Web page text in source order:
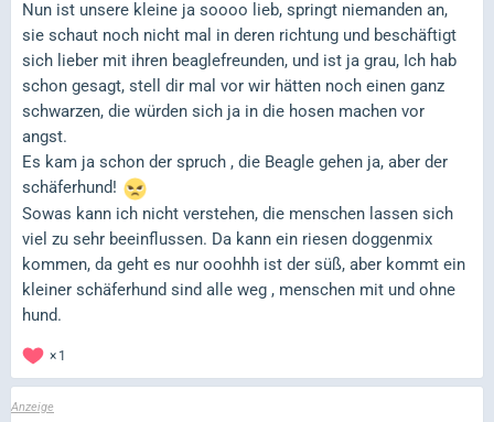
Nun ist unsere kleine ja soooo lieb, springt niemanden an,
sie schaut noch nicht mal in deren richtung und beschäftigt
sich lieber mit ihren beaglefreunden, und ist ja grau, Ich hab
schon gesagt, stell dir mal vor wir hätten noch einen ganz
schwarzen, die würden sich ja in die hosen machen vor
angst.
Es kam ja schon der spruch , die Beagle gehen ja, aber der
schäferhund!
Sowas kann ich nicht verstehen, die menschen lassen sich
viel zu sehr beeinflussen. Da kann ein riesen doggenmix
kommen, da geht es nur ooohhh ist der süß, aber kommt ein
kleiner schäferhund sind alle weg , menschen mit und ohne
hund.
1